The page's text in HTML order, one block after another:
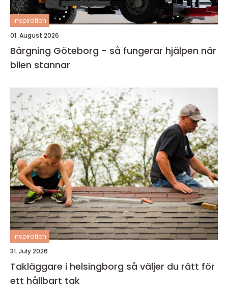
inspiration
01. August 2026
Bärgning Göteborg - så fungerar hjälpen när
bilen stannar
inspiration
31. July 2026
Takläggare i helsingborg så väljer du rätt för
ett hållbart tak